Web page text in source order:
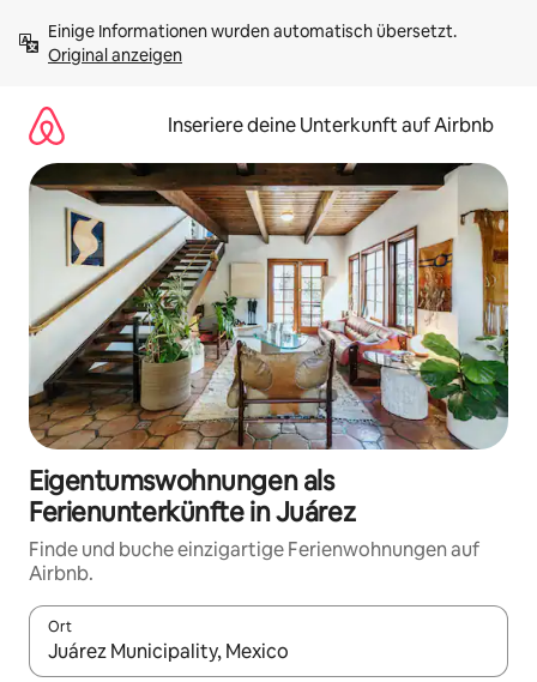
Inhalten
springenOriginal anzeigen
Inseriere deine Unterkunft auf Airbnb
Eigentumswohnungen als
Ferienunterkünfte in Juárez
Finde und buche einzigartige Ferienwohnungen auf
Airbnb.
Ort
Wenn Ergebnisse verfügbar sind, navigiere mit den